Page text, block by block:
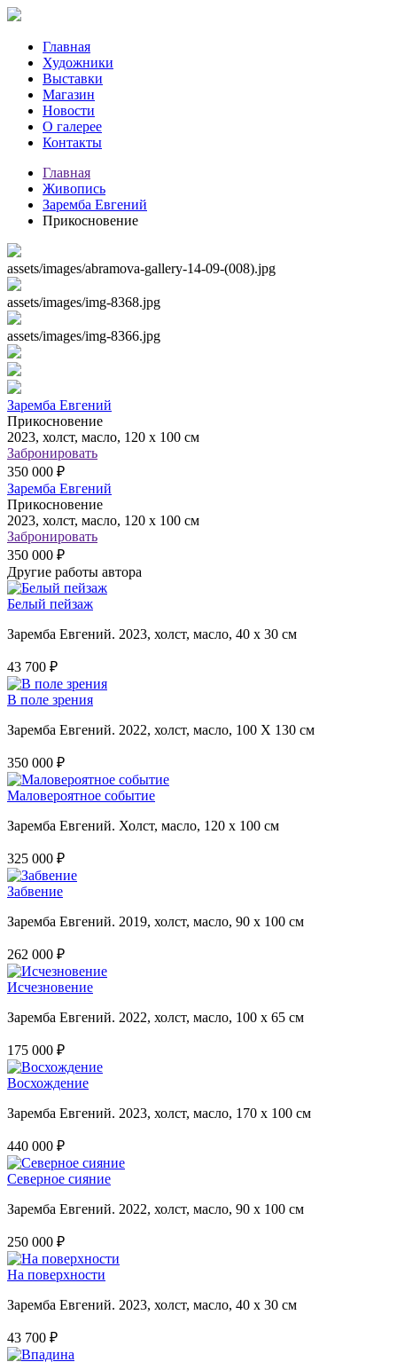
Главная
Художники
Выставки
Магазин
Новости
О галерее
Контакты
Главная
Живопись
Заремба Евгений
Прикосновение
assets/images/abramova-gallery-14-09-(008).jpg
assets/images/img-8368.jpg
assets/images/img-8366.jpg
Заремба Евгений
Прикосновение
2023, холст, масло, 120 х 100 см
Забронировать
350 000 ₽
Заремба Евгений
Прикосновение
2023, холст, масло, 120 х 100 см
Забронировать
350 000 ₽
Другие работы автора
Белый пейзаж
Заремба Евгений. 2023, холст, масло, 40 х 30 см
43 700 ₽
В поле зрения
Заремба Евгений. 2022, холст, масло, 100 Х 130 см
350 000 ₽
Маловероятное событие
Заремба Евгений. Холст, масло, 120 х 100 см
325 000 ₽
Забвение
Заремба Евгений. 2019, холст, масло, 90 х 100 см
262 000 ₽
Исчезновение
Заремба Евгений. 2022, холст, масло, 100 х 65 см
175 000 ₽
Восхождение
Заремба Евгений. 2023, холст, масло, 170 х 100 см
440 000 ₽
Северное сияние
Заремба Евгений. 2022, холст, масло, 90 х 100 см
250 000 ₽
На поверхности
Заремба Евгений. 2023, холст, масло, 40 х 30 см
43 700 ₽